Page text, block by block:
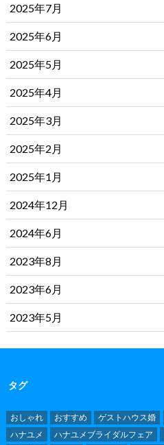
2025年7月
2025年6月
2025年5月
2025年4月
2025年3月
2025年2月
2025年1月
2024年12月
2024年6月
2023年8月
2023年6月
2023年5月
タグ
おしゃれ おすすめ ゲストハウス婚
ハナユメ
ハナユメブライダルフェア